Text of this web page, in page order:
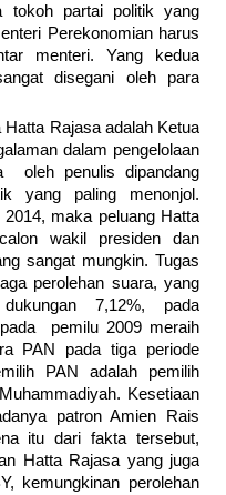
tokoh partai politik yang
Perekonomian harus
menteri. Yang kedua
disegani oleh para
Rajasa adalah Ketua
dalam pengelolaan
oleh penulis dipandang
yang paling menonjol.
maka peluang Hatta
wakil presiden dan
sangat mungkin. Tugas
perolehan suara, yang
7,12%, pada
pemilu 2009 meraih
PAN pada tiga periode
PAN adalah pemilih
Kesetiaan
patron Amien Rais
itu dari fakta tersebut,
Hatta Rajasa yang juga
kemungkinan perolehan